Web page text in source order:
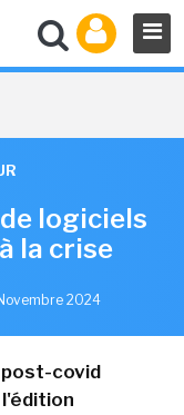
logiciels
la crise
2024
covid